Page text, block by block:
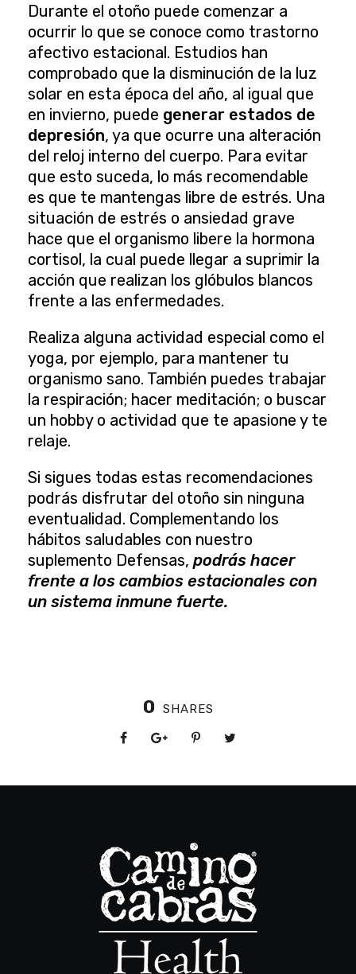
Durante el otoño puede comenzar a
ocurrir lo que se conoce como trastorno
afectivo estacional. Estudios han
comprobado que la disminución de la luz
solar en esta época del año, al igual que
en invierno, puede generar estados de
depresión, ya que ocurre una alteración
del reloj interno del cuerpo. Para evitar
que esto suceda, lo más recomendable
es que te mantengas libre de estrés. Una
situación de estrés o ansiedad grave
hace que el organismo libere la hormona
cortisol, la cual puede llegar a suprimir la
acción que realizan los glóbulos blancos
frente a las enfermedades.
Realiza alguna actividad especial como el
yoga, por ejemplo, para mantener tu
organismo sano. También puedes trabajar
la respiración; hacer meditación; o buscar
un hobby o actividad que te apasione y te
relaje.
Si sigues todas estas recomendaciones
podrás disfrutar del otoño sin ninguna
eventualidad. Complementando los
hábitos saludables con nuestro
suplemento Defensas, podrás hacer
frente a los cambios estacionales con
un sistema inmune fuerte.
0 SHARES